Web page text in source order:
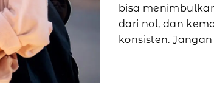
bisa
dari nol, dan
konsisten.